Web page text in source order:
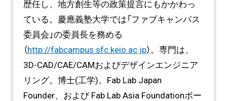
歴任し、地方創生等の政策提言にもかかわっ
ている。慶應義塾大学では「ファブキャンパス
委員会」の委員長を務める
（http://fabcampus.sfc.keio.ac.jp）。専門は、
3D-CAD/CAE/CAMおよびデザインエンジニア
リング。博士(工学)。Fab Lab Japan
Founder、および Fab Lab Asia Foundationボー